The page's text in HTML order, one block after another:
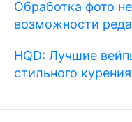
Обработка фото
возможности
HQD: Лучшие
стильного курения